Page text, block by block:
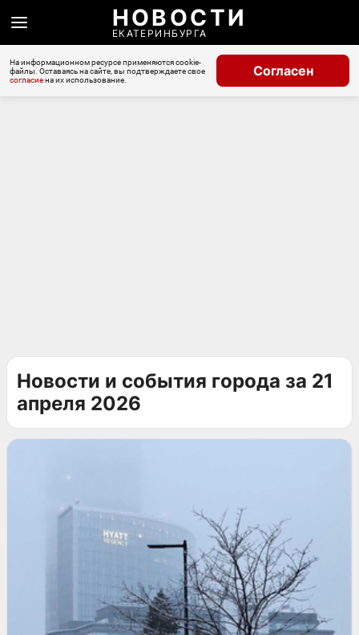
НОВОСТИ
ЕКАТЕРИНБУРГА
На информационном ресурсе применяются cookie-
файлы. Оставаясь на сайте, вы подтверждаете свое
согласиена их использование.
Согласен
Новости и события города за 21
апреля 2026